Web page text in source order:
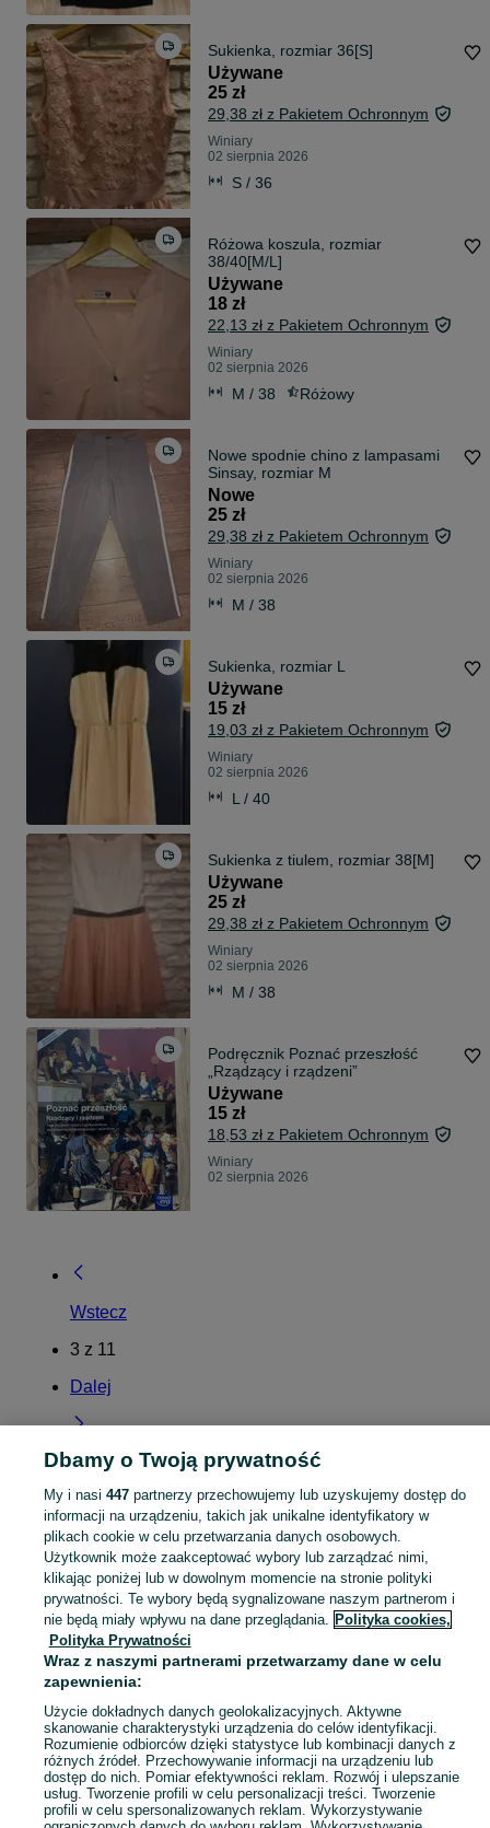
Sukienka, rozmiar 36[S]
Używane
25 zł
29,38 zł z Pakietem Ochronnym
Winiary
02 sierpnia 2026
S / 36
Różowa koszula, rozmiar
38/40[M/L]
Używane
18 zł
22,13 zł z Pakietem Ochronnym
Winiary
02 sierpnia 2026
M / 38 Różowy
Nowe spodnie chino z lampasami
Sinsay, rozmiar M
Nowe
25 zł
29,38 zł z Pakietem Ochronnym
Winiary
02 sierpnia 2026
M / 38
Sukienka, rozmiar L
Używane
15 zł
19,03 zł z Pakietem Ochronnym
Winiary
02 sierpnia 2026
L / 40
Sukienka z tiulem, rozmiar 38[M]
Używane
25 zł
29,38 zł z Pakietem Ochronnym
Winiary
02 sierpnia 2026
M / 38
Podręcznik Poznać przeszłość
„Rządzący i rządzeni”
Używane
15 zł
18,53 zł z Pakietem Ochronnym
Winiary
02 sierpnia 2026
Wstecz
3 z 11
Dalej
Strona główna Małopolskie Winiary
KATEGORIA
Mapa kategorii
Mapa miejscowości
Mapa ministron
Popularne wyszukiwania
Dbamy o Twoją prywatność
My i nasi 447partnerzy przechowujemy lub uzyskujemy dostęp do
informacji na urządzeniu, takich jak unikalne identyfikatory w
plikach cookie w celu przetwarzania danych osobowych.
Użytkownik może zaakceptować wybory lub zarządzać nimi,
klikając poniżej lub w dowolnym momencie na stronie polityki
prywatności. Te wybory będą sygnalizowane naszym partnerom i
nie będą miały wpływu na dane przeglądania. Polityka cookies,
Polityka Prywatności
Wraz z naszymi partnerami przetwarzamy dane w celu
zapewnienia:
Użycie dokładnych danych geolokalizacyjnych. Aktywne
skanowanie charakterystyki urządzenia do celów identyfikacji.
Rozumienie odbiorców dzięki statystyce lub kombinacji danych z
różnych źródeł. Przechowywanie informacji na urządzeniu lub
dostęp do nich. Pomiar efektywności reklam. Rozwój i ulepszanie
usług. Tworzenie profili w celu personalizacji treści. Tworzenie
profili w celu spersonalizowanych reklam. Wykorzystywanie